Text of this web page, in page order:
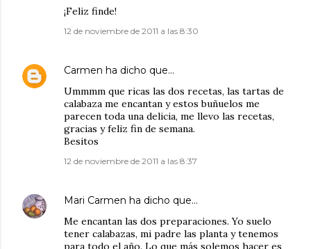
¡Feliz finde!
12 de noviembre de 2011 a las 8:30
Carmen ha dicho que…
Ummmm que ricas las dos recetas, las tartas de
calabaza me encantan y estos buñuelos me
parecen toda una delicia, me llevo las recetas,
gracias y feliz fin de semana.
Besitos
12 de noviembre de 2011 a las 8:37
Mari Carmen ha dicho que…
Me encantan las dos preparaciones. Yo suelo
tener calabazas, mi padre las planta y tenemos